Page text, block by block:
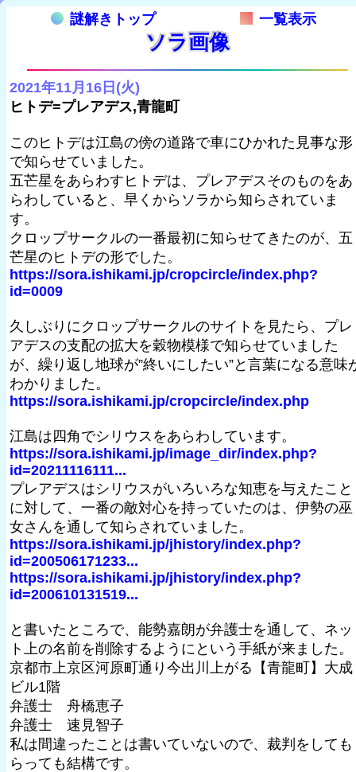
謎解きトップ 一覧表示
ソラ画像
2021年11月16日(火)
ヒトデ=プレアデス,青龍町
このヒトデは江島の傍の道路で車にひかれた見事な形
で知らせていました。
五芒星をあらわすヒトデは、プレアデスそのものをあ
らわしていると、早くからソラから知らされていま
す。
クロップサークルの一番最初に知らせてきたのが、五
芒星のヒトデの形でした。
https://sora.ishikami.jp/cropcircle/index.php?
id=0009
久しぶりにクロップサークルのサイトを見たら、プレ
アデスの支配の拡大を穀物模様で知らせていました
が、繰り返し地球が”終いにしたい”と言葉になる意味
わかりました。
https://sora.ishikami.jp/cropcircle/index.php
江島は四角でシリウスをあらわしています。
https://sora.ishikami.jp/image_dir/index.php?
id=20211116111...
プレアデスはシリウスがいろいろな知恵を与えたこと
に対して、一番の敵対心を持っていたのは、伊勢の巫
女さんを通して知らされていました。
https://sora.ishikami.jp/jhistory/index.php?
id=200506171233...
https://sora.ishikami.jp/jhistory/index.php?
id=200610131519...
と書いたところで、能勢嘉朗が弁護士を通して、ネッ
ト上の名前を削除するようにという手紙が来ました。
京都市上京区河原町通り今出川上がる【青龍町】大成
ビル1階
弁護士 舟橋恵子
弁護士 速見智子
私は間違ったことは書いていないので、裁判をしても
らっても結構です。